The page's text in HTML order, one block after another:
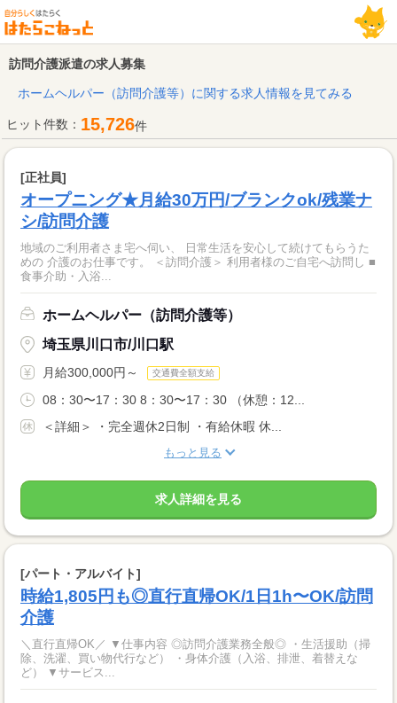
訪問介護派遣の求人募集
ホームヘルパー（訪問介護等）に関する求人情報を見てみる
ヒット件数： 15,726件
[正社員]
オープニング★月給30万円/ブランクok/残業ナ
シ/訪問介護
地域のご利用者さま宅へ伺い、 日常生活を安心して続けてもらうた
めの 介護のお仕事です。 ＜訪問介護＞ 利用者様のご自宅へ訪問し ■
食事介助・入浴...
ホームヘルパー（訪問介護等）
埼玉県川口市/川口駅
月給300,000円～ 交通費全額支給
08：30〜17：30 8：30〜17：30 （休憩：12...
＜詳細＞ ・完全週休2日制 ・有給休暇 休...
もっと見る
求人詳細を見る
[パート・アルバイト]
時給1,805円も◎直行直帰OK/1日1h〜OK/訪問
介護
＼直行直帰OK／ ▼仕事内容 ◎訪問介護業務全般◎ ・生活援助（掃
除、洗濯、買い物代行など） ・身体介護（入浴、排泄、着替えな
ど） ▼サービス...